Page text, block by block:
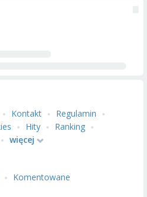
Kontakt
Regulamin
Hity
Ranking
więcej
Komentowane